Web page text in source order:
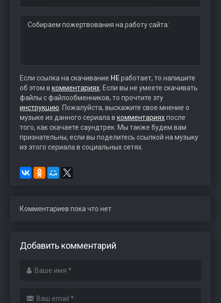
Собираем пожертвования на работу сайта:
Если ссылка на скачивание НЕработает, то напишите
об этом в комментариях . Если вы не умеете скачивать
файлы с файлообменников, то прочтите эту
инструкцию . Пожалуйста, выскажите свое мнение о
музыке из данного сериала в комментарияхпосле
того, как скачаете саундтрек. Мы также будем вам
признательны, если вы поделитесь ссылкой на музыку
из этого сериала в социальных сетях.
Комментариев пока что нет.
Добавить комментарий